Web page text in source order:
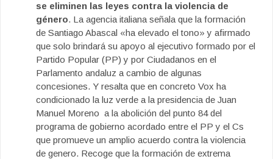
se eliminen las leyes contra la violencia de
género. La agencia italiana señala que la formación
de Santiago Abascal «ha elevado el tono» y afirmado
que solo brindará su apoyo al ejecutivo formado por el
Partido Popular (PP) y por Ciudadanos en el
Parlamento andaluz a cambio de algunas
concesiones. Y resalta que en concreto Vox ha
condicionado la luz verde a la presidencia de Juan
Manuel Moreno a la abolición del punto 84 del
programa de gobierno acordado entre el PP y el Cs
que promueve un amplio acuerdo contra la violencia
de genero. Recoge que la formación de extrema